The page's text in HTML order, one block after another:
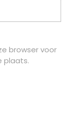
browser voor
plaats.